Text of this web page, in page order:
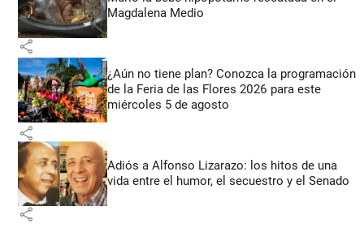
Magdalena Medio
share
¿Aún no tiene plan? Conozca la programación
de la Feria de las Flores 2026 para este
miércoles 5 de agosto
share
Adiós a Alfonso Lizarazo: los hitos de una
vida entre el humor, el secuestro y el Senado
share